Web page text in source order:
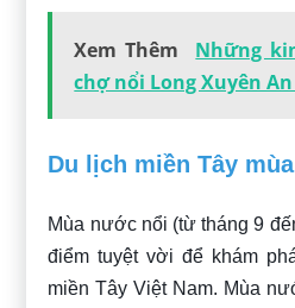
Xem Thêm
Những
chợ nổi Long Xuyên
Du lịch miền Tây
Mùa nước nổi (từ tháng 9
điểm tuyệt vời để khám
miền Tây Việt Nam. Mùa